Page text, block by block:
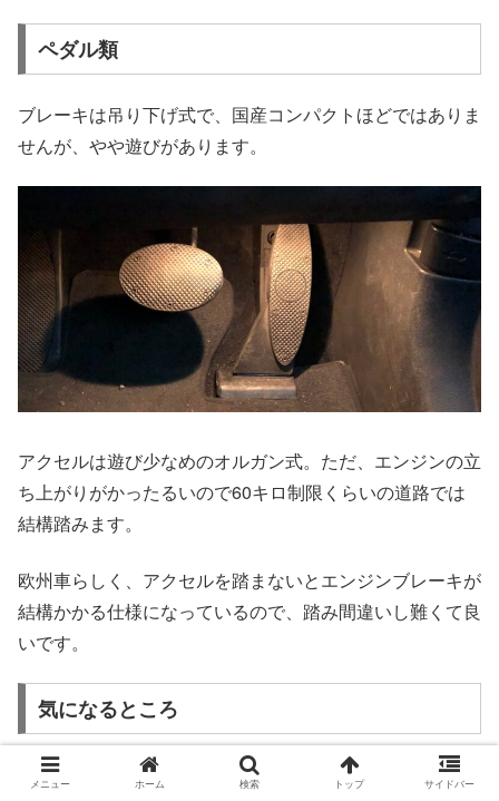
ペダル類
ブレーキは吊り下げ式で、国産コンパクトほどではありま
せんが、やや遊びがあります。
アクセルは遊び少なめのオルガン式。ただ、エンジンの立
ち上がりがかったるいので60キロ制限くらいの道路では
結構踏みます。
欧州車らしく、アクセルを踏まないとエンジンブレーキが
結構かかる仕様になっているので、踏み間違いし難くて良
いです。
気になるところ
視界良好ではあるのですが、運転していて気になったのが
メニュー ホーム 検索 トップ サイドバー